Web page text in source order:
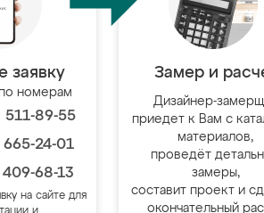
заявку
номерам
89-55
24-01
68-13
на сайте для
Замер и
Дизайнер-
приедет к Вам с
материалов,
проведёт
замеры,
составит проект и
окончательный